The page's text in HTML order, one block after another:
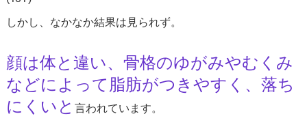
しかし、なかなか結果は見られず。
顔は体と違い、骨格のゆがみやむくみ
などによって脂肪がつきやすく、落ち
にくいと 言われています。